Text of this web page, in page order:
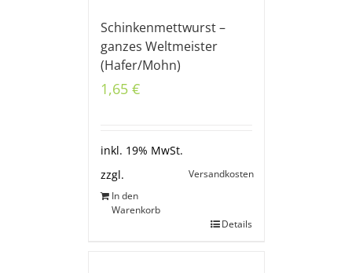
Schinkenmettwurst –
ganzes Weltmeister
(Hafer/Mohn)
1,65 €
inkl. 19% MwSt.
zzgl.
Versandkosten
In den
Warenkorb
Details